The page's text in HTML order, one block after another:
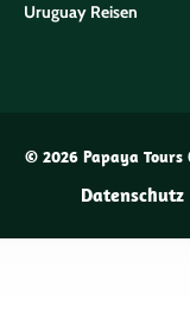
Uruguay Reisen
© 2026 Papaya Tours
Datenschutz